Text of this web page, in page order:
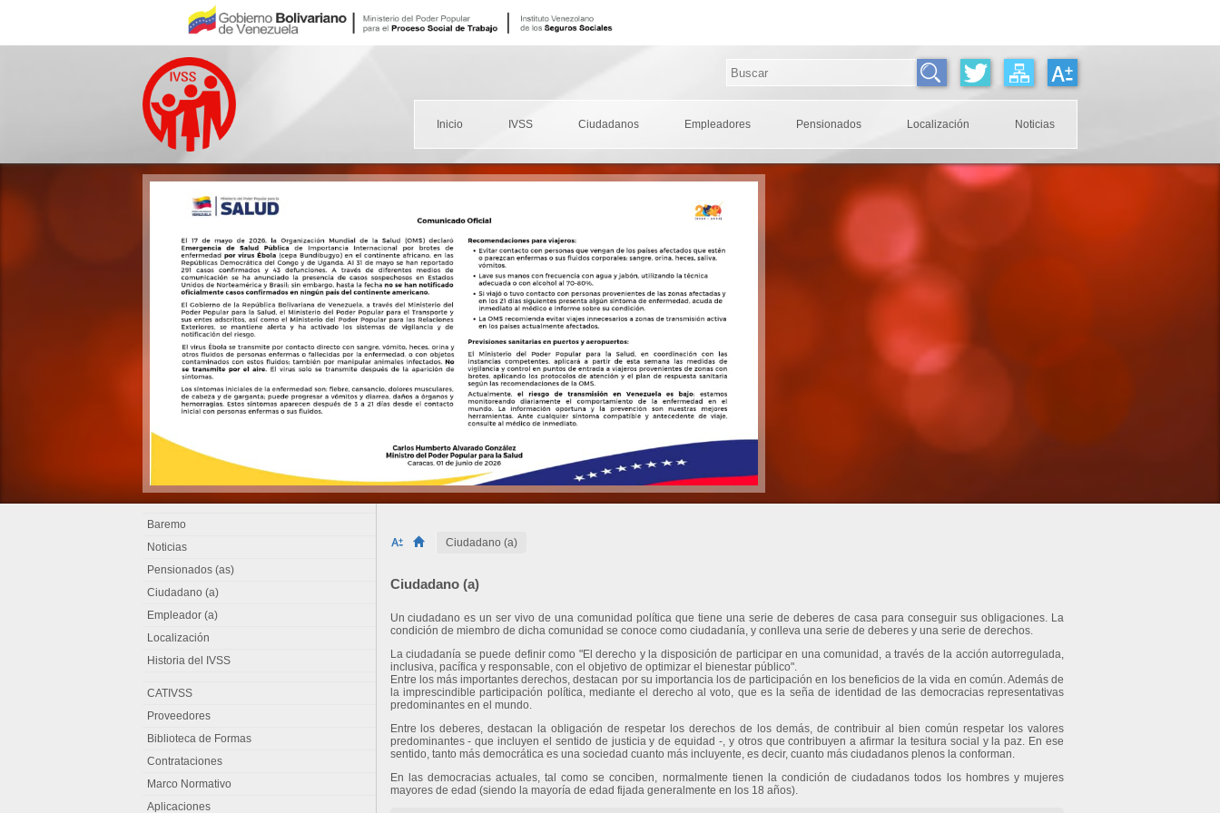
Ciudadano (a)
Ciudadano (a)
Un ciudadano es un ser vivo de una comunidad política que tiene una serie de deberes de casa para conseguir sus obligaciones. La
condición de miembro de dicha comunidad se conoce como ciudadanía, y conlleva una serie de deberes y una serie de derechos.
La ciudadanía se puede definir como "El derecho y la disposición de participar en una comunidad, a través de la acción autorregulada,
inclusiva, pacífica y responsable, con el objetivo de optimizar el bienestar público".
Entre los más importantes derechos, destacan por su importancia los de participación en los beneficios de la vida en común. Además de
la imprescindible participación política, mediante el derecho al voto, que es la seña de identidad de las democracias representativas
predominantes en el mundo.
Entre los deberes, destacan la obligación de respetar los derechos de los demás, de contribuir al bien común respetar los valores
predominantes - que incluyen el sentido de justicia y de equidad -, y otros que contribuyen a afirmar la tesitura social y la paz. En ese
sentido, tanto más democrática es una sociedad cuanto más incluyente, es decir, cuanto más ciudadanos plenos la conforman.
En las democracias actuales, tal como se conciben, normalmente tienen la condición de ciudadanos todos los hombres y mujeres
mayores de edad (siendo la mayoría de edad fijada generalmente en los 18 años).
Baremo
Noticias
Pensionados (as)
Ciudadano (a)
Empleador (a)
Localización
Historia del IVSS
CATIVSS
Proveedores
Biblioteca de Formas
Contrataciones
Marco Normativo
Aplicaciones
Inicio IVSS Ciudadanos Empleadores Pensionados Localización Noticias